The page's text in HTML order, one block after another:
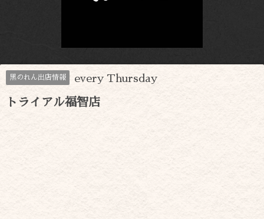
黒のれん出店情報 every Thursday
トライアル福智店